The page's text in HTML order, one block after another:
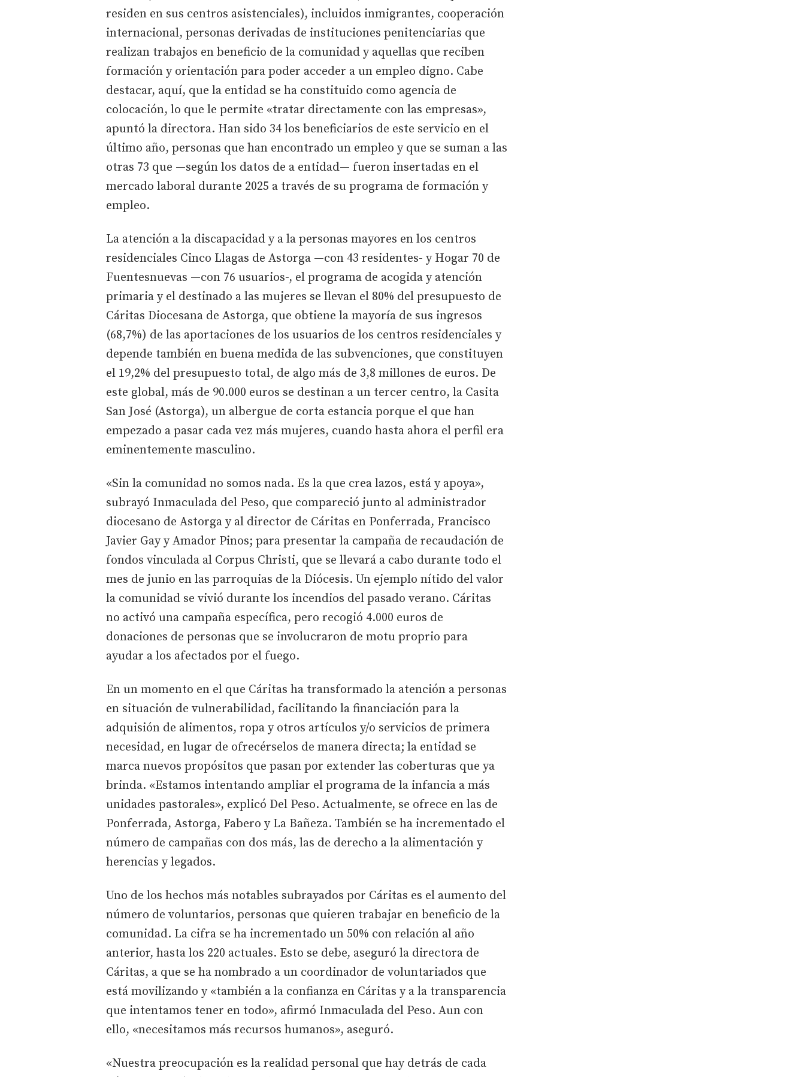
residen en sus centros asistenciales), incluidos inmigrantes, cooperación
internacional, personas derivadas de instituciones penitenciarias que
realizan trabajos en beneficio de la comunidad y aquellas que reciben
formación y orientación para poder acceder a un empleo digno. Cabe
destacar, aquí, que la entidad se ha constituido como agencia de
colocación, lo que le permite «tratar directamente con las empresas»,
apuntó la directora. Han sido 34 los beneficiarios de este servicio en el
último año, personas que han encontrado un empleo y que se suman a las
otras 73 que —según los datos de a entidad— fueron insertadas en el
mercado laboral durante 2025 a través de su programa de formación y
empleo.
La atención a la discapacidad y a la personas mayores en los centros
residenciales Cinco Llagas de Astorga —con 43 residentes- y Hogar 70 de
Fuentesnuevas —con 76 usuarios-, el programa de acogida y atención
primaria y el destinado a las mujeres se llevan el 80% del presupuesto de
Cáritas Diocesana de Astorga, que obtiene la mayoría de sus ingresos
(68,7%) de las aportaciones de los usuarios de los centros residenciales y
depende también en buena medida de las subvenciones, que constituyen
el 19,2% del presupuesto total, de algo más de 3,8 millones de euros. De
este global, más de 90.000 euros se destinan a un tercer centro, la Casita
San José (Astorga), un albergue de corta estancia porque el que han
empezado a pasar cada vez más mujeres, cuando hasta ahora el perfil era
eminentemente masculino.
«Sin la comunidad no somos nada. Es la que crea lazos, está y apoya»,
subrayó Inmaculada del Peso, que compareció junto al administrador
diocesano de Astorga y al director de Cáritas en Ponferrada, Francisco
Javier Gay y Amador Pinos; para presentar la campaña de recaudación de
fondos vinculada al Corpus Christi, que se llevará a cabo durante todo el
mes de junio en las parroquias de la Diócesis. Un ejemplo nítido del valor
la comunidad se vivió durante los incendios del pasado verano. Cáritas
no activó una campaña específica, pero recogió 4.000 euros de
donaciones de personas que se involucraron de motu proprio para
ayudar a los afectados por el fuego.
En un momento en el que Cáritas ha transformado la atención a personas
en situación de vulnerabilidad, facilitando la financiación para la
adquisión de alimentos, ropa y otros artículos y/o servicios de primera
necesidad, en lugar de ofrecérselos de manera directa; la entidad se
marca nuevos propósitos que pasan por extender las coberturas que ya
brinda. «Estamos intentando ampliar el programa de la infancia a más
unidades pastorales», explicó Del Peso. Actualmente, se ofrece en las de
Ponferrada, Astorga, Fabero y La Bañeza. También se ha incrementado el
número de campañas con dos más, las de derecho a la alimentación y
herencias y legados.
Uno de los hechos más notables subrayados por Cáritas es el aumento del
número de voluntarios, personas que quieren trabajar en beneficio de la
comunidad. La cifra se ha incrementado un 50% con relación al año
anterior, hasta los 220 actuales. Esto se debe, aseguró la directora de
Cáritas, a que se ha nombrado a un coordinador de voluntariados que
está movilizando y «también a la confianza en Cáritas y a la transparencia
que intentamos tener en todo», afirmó Inmaculada del Peso. Aun con
ello, «necesitamos más recursos humanos», aseguró.
«Nuestra preocupación es la realidad personal que hay detrás de cada